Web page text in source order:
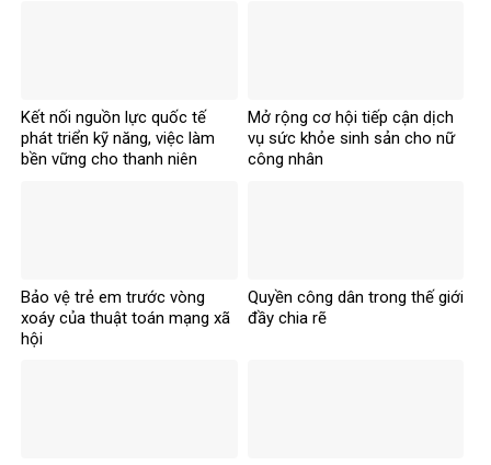
Kết nối nguồn lực quốc tế
phát triển kỹ năng, việc làm
bền vững cho thanh niên
Mở rộng cơ hội tiếp cận dịch
vụ sức khỏe sinh sản cho nữ
công nhân
Bảo vệ trẻ em trước vòng
xoáy của thuật toán mạng xã
hội
Quyền công dân trong thế giới
đầy chia rẽ